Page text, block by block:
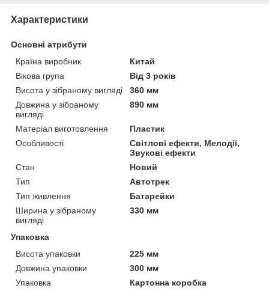
Характеристики
Основні атрибути
Країна виробник
Китай
Вікова група
Від 3 років
Висота у зібраному вигляді
360 мм
Довжина у зібраному
вигляді
890 мм
Матеріал виготовлення
Пластик
Особливості
Світлові ефекти, Мелодії,
Звукові ефекти
Стан
Новий
Тип
Автотрек
Тип живлення
Батарейки
Ширина у зібраному
вигляді
330 мм
Упаковка
Висота упаковки
225 мм
Довжина упаковки
300 мм
Упаковка
Картонна коробка